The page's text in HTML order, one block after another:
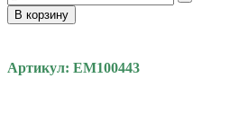
В корзину
Артикул: EM100443